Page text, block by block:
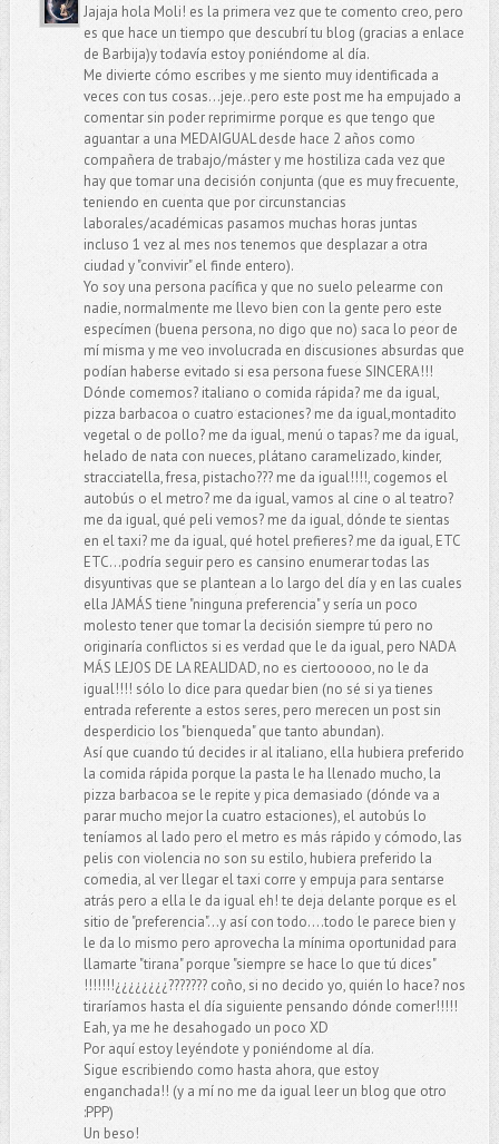
Jajaja hola Moli! es la primera vez que te comento creo, pero
es que hace un tiempo que descubrí tu blog (gracias a enlace
de Barbija)y todavía estoy poniéndome al día.
Me divierte cómo escribes y me siento muy identificada a
veces con tus cosas...jeje..pero este post me ha empujado a
comentar sin poder reprimirme porque es que tengo que
aguantar a una MEDAIGUAL desde hace 2 años como
compañera de trabajo/máster y me hostiliza cada vez que
hay que tomar una decisión conjunta (que es muy frecuente,
teniendo en cuenta que por circunstancias
laborales/académicas pasamos muchas horas juntas
incluso 1 vez al mes nos tenemos que desplazar a otra
ciudad y "convivir" el finde entero).
Yo soy una persona pacífica y que no suelo pelearme con
nadie, normalmente me llevo bien con la gente pero este
especímen (buena persona, no digo que no) saca lo peor de
mí misma y me veo involucrada en discusiones absurdas que
podían haberse evitado si esa persona fuese SINCERA!!!
Dónde comemos? italiano o comida rápida? me da igual,
pizza barbacoa o cuatro estaciones? me da igual,montadito
vegetal o de pollo? me da igual, menú o tapas? me da igual,
helado de nata con nueces, plátano caramelizado, kinder,
stracciatella, fresa, pistacho??? me da igual!!!!, cogemos el
autobús o el metro? me da igual, vamos al cine o al teatro?
me da igual, qué peli vemos? me da igual, dónde te sientas
en el taxi? me da igual, qué hotel prefieres? me da igual, ETC
ETC...podría seguir pero es cansino enumerar todas las
disyuntivas que se plantean a lo largo del día y en las cuales
ella JAMÁS tiene "ninguna preferencia" y sería un poco
molesto tener que tomar la decisión siempre tú pero no
originaría conflictos si es verdad que le da igual, pero NADA
MÁS LEJOS DE LA REALIDAD, no es ciertooooo, no le da
igual!!!! sólo lo dice para quedar bien (no sé si ya tienes
entrada referente a estos seres, pero merecen un post sin
desperdicio los "bienqueda" que tanto abundan).
Así que cuando tú decides ir al italiano, ella hubiera preferido
la comida rápida porque la pasta le ha llenado mucho, la
pizza barbacoa se le repite y pica demasiado (dónde va a
parar mucho mejor la cuatro estaciones), el autobús lo
teníamos al lado pero el metro es más rápido y cómodo, las
pelis con violencia no son su estilo, hubiera preferido la
comedia, al ver llegar el taxi corre y empuja para sentarse
atrás pero a ella le da igual eh! te deja delante porque es el
sitio de "preferencia"...y así con todo....todo le parece bien y
le da lo mismo pero aprovecha la mínima oportunidad para
llamarte "tirana" porque "siempre se hace lo que tú dices"
!!!!!!!¿¿¿¿¿¿¿¿??????? coño, si no decido yo, quién lo hace? nos
tiraríamos hasta el día siguiente pensando dónde comer!!!!!
Eah, ya me he desahogado un poco XD
Por aquí estoy leyéndote y poniéndome al día.
Sigue escribiendo como hasta ahora, que estoy
enganchada!! (y a mí no me da igual leer un blog que otro
:PPP)
Un beso!